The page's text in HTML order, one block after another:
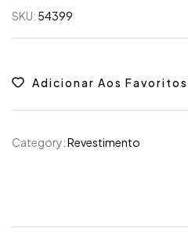
SKU: 54399
Adicionar Aos Favoritos
Category:Revestimento